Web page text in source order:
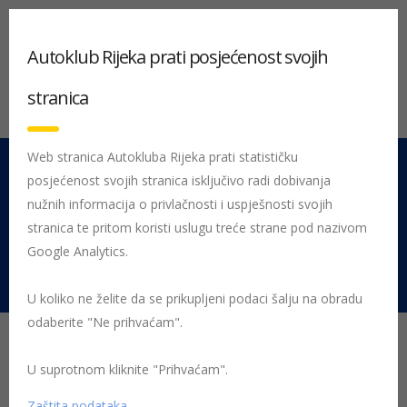
051 212 442 Centrala
Pon - Pet 08:00 - 16:00
Rujevica 9/1, 51000 Rijeka
Žmigavac 100
Autoklub Rijeka prati posjećenost svojih
stranica
Web stranica Autokluba Rijeka prati statističku
posjećenost svojih stranica isključivo radi dobivanja
nužnih informacija o privlačnosti i uspješnosti svojih
stranica te pritom koristi uslugu treće strane pod nazivom
Google Analytics.
U koliko ne želite da se prikupljeni podaci šalju na obradu
odaberite "Ne prihvaćam".
U suprotnom kliknite "Prihvaćam".